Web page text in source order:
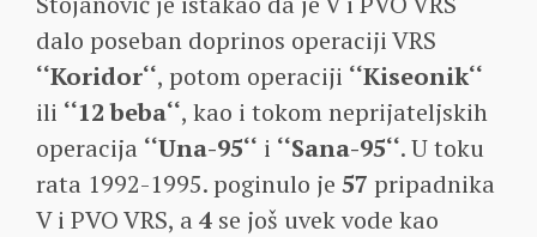
dalo poseban doprinos operaciji VRS
‘‘Koridor‘‘, potom operaciji ‘‘Kiseonik‘‘
ili ‘‘12 beba‘‘, kao i tokom neprijateljskih
operacija ‘‘Una-95‘‘ i ‘‘Sana-95‘‘. U toku
rata 1992-1995. poginulo je 57 pripadnika
V i PVO VRS, a 4 se još uvek vode kao